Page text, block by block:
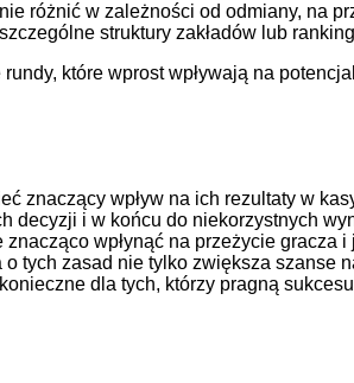
różnić w zależności od odmiany, na
struktury zakładów lub
które wprost wpływają na
znaczący wpływ na ich rezultaty w
i w końcu do niekorzystnych
wpłynąć na przeżycie
tych zasad nie tylko zwiększa szanse
dla tych, którzy pragną